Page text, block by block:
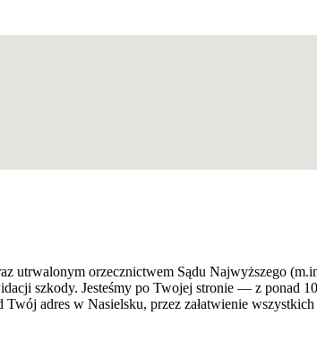
utrwalonym orzecznictwem Sądu Najwyższego
szkody. Jesteśmy po Twojej stronie — z ponad
adres w Nasielsku, przez załatwienie